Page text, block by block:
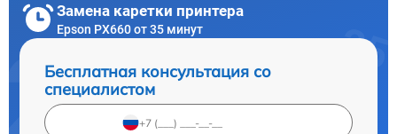
Замена каретки принтера
Epson PX660 от 35 минут
Бесплатная консультация со
специалистом